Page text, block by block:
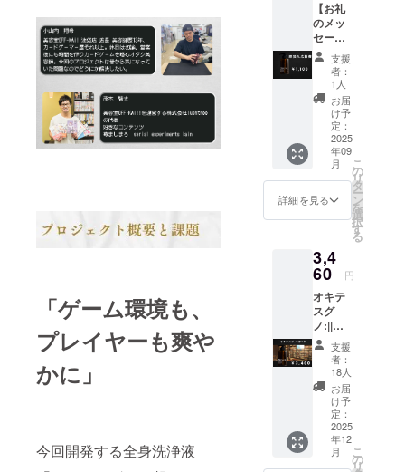
「ゲーム環境も、
プレイヤーも爽や
かに」
今回開発する全身洗浄液
供、延いて
は業界発展
に寄与でき
ればと切実
に思ってお
【お礼
のメッ
セー
ジ】 感
謝の気
持ちを
込め
て、お
礼の
メッ
セージ
をお送
りしま
す。
支援
者：
1人
お届
け予
定：
2025
年09
月
詳細を見る
こ
の
リ
タ
ー
ン
を
選
択
す
る
3,4
60 円
オキテ
スグ
ノ:||を1
本提供
しま
す。 ・
数量：1
点 ・サ
イズ：
300ml
支援
者：
18人
お届
け予
定：
2025
年12
月
こ
の
リ